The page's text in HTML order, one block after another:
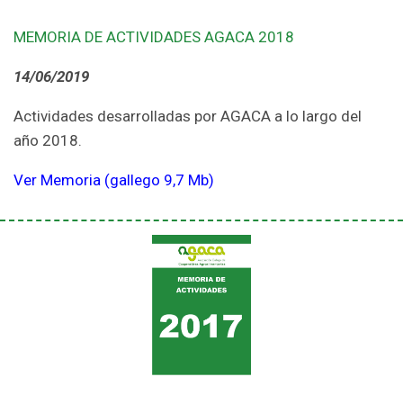
MEMORIA DE ACTIVIDADES AGACA 2018
14/06/2019
Actividades desarrolladas por AGACA a lo largo del
año 2018.
Ver Memoria (gallego 9,7 Mb)